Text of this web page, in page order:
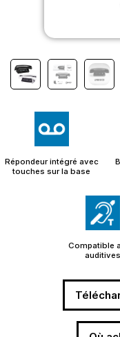
Répondeur intégré avec
touches sur la base
Compatible
auditives